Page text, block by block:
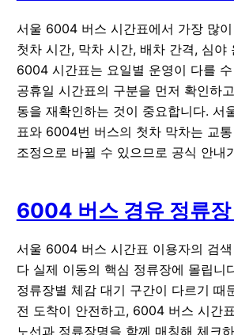
서울 6004 버스 시간표에서 가장 많
첫차 시간, 막차 시간, 배차 간격, 심야
6004 시간표는 요일별 운영이 다를
공휴일 시간표의 구분을 먼저 확인하
동을 재확인하는 것이 중요합니다. 서
표와 6004번 버스의 첫차 막차는 교
조정으로 바뀔 수 있으므로 공식 안내
6004 버스 경유 정류장
서울 6004 버스 시간표 이용자의 검
다 실제 이동의 핵심 정류장에 몰립니
정류장별 체감 대기 구간이 다르기 때
전 도착이 안전하고, 6004 버스 시간
노선과 정류장명을 함께 매칭해 체크